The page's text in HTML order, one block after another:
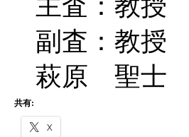
主査：教授
副査：教
萩原 聖士
共有:
X